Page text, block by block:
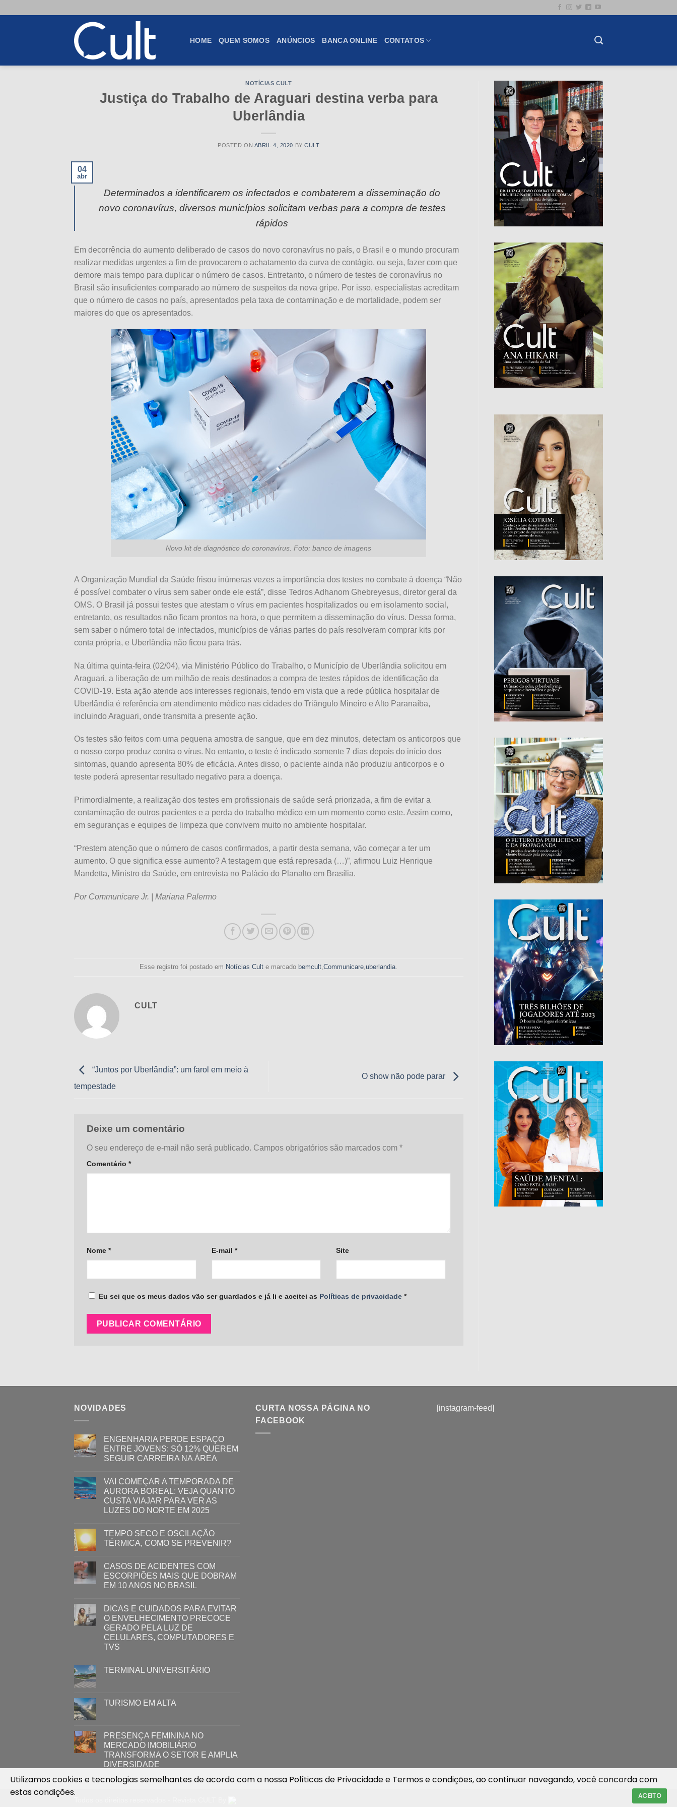
HOME QUEM SOMOS ANÚNCIOS BANCA ONLINE CONTATOS
NOTÍCIAS CULT
Justiça do Trabalho de Araguari destina verba para
Uberlândia
POSTED ON ABRIL 4, 2020 BYCULT
04
abr
Determinados a identificarem os infectados e combaterem a disseminação do
novo coronavírus, diversos municípios solicitam verbas para a compra de testes
rápidos
Em decorrência do aumento deliberado de casos do novo coronavírus no país, o Brasil e o mundo procuram
realizar medidas urgentes a fim de provocarem o achatamento da curva de contágio, ou seja, fazer com que
demore mais tempo para duplicar o número de casos. Entretanto, o número de testes de coronavírus no
Brasil são insuficientes comparado ao número de suspeitos da nova gripe. Por isso, especialistas acreditam
que o número de casos no país, apresentados pela taxa de contaminação e de mortalidade, podem ser
maiores do que os apresentados.
Novo kit de diagnóstico do coronavírus. Foto: banco de imagens
A Organização Mundial da Saúde frisou inúmeras vezes a importância dos testes no combate à doença “Não
é possível combater o vírus sem saber onde ele está”, disse Tedros Adhanom Ghebreyesus, diretor geral da
OMS. O Brasil já possui testes que atestam o vírus em pacientes hospitalizados ou em isolamento social,
entretanto, os resultados não ficam prontos na hora, o que permitem a disseminação do vírus. Dessa forma,
sem saber o número total de infectados, municípios de várias partes do país resolveram comprar kits por
conta própria, e Uberlândia não ficou para trás.
Na última quinta-feira (02/04), via Ministério Público do Trabalho, o Município de Uberlândia solicitou em
Araguari, a liberação de um milhão de reais destinados a compra de testes rápidos de identificação da
COVID-19. Esta ação atende aos interesses regionais, tendo em vista que a rede pública hospitalar de
Uberlândia é referência em atendimento médico nas cidades do Triângulo Mineiro e Alto Paranaíba,
incluindo Araguari, onde transmita a presente ação.
Os testes são feitos com uma pequena amostra de sangue, que em dez minutos, detectam os anticorpos que
o nosso corpo produz contra o vírus. No entanto, o teste é indicado somente 7 dias depois do início dos
sintomas, quando apresenta 80% de eficácia. Antes disso, o paciente ainda não produziu anticorpos e o
teste poderá apresentar resultado negativo para a doença.
Primordialmente, a realização dos testes em profissionais de saúde será priorizada, a fim de evitar a
contaminação de outros pacientes e a perda do trabalho médico em um momento como este. Assim como,
em seguranças e equipes de limpeza que convivem muito no ambiente hospitalar.
“Prestem atenção que o número de casos confirmados, a partir desta semana, vão começar a ter um
aumento. O que significa esse aumento? A testagem que está represada (…)”, afirmou Luiz Henrique
Mandetta, Ministro da Saúde, em entrevista no Palácio do Planalto em Brasília.
Por Communicare Jr. | Mariana Palermo
Esse registro foi postado em Notícias Cult e marcado bemcult,Communicare,uberlandia.
CULT
“Juntos por Uberlândia”: um farol em meio à
tempestade
O show não pode parar
Deixe um comentário
O seu endereço de e-mail não será publicado. Campos obrigatórios são marcados com *
Comentário *
Nome * E-mail * Site
Eu sei que os meus dados vão ser guardados e já li e aceitei as Políticas de privacidade *
NOVIDADES
ENGENHARIA PERDE ESPAÇO
ENTRE JOVENS: SÓ 12% QUEREM
SEGUIR CARREIRA NA ÁREA
VAI COMEÇAR A TEMPORADA DE
AURORA BOREAL: VEJA QUANTO
CUSTA VIAJAR PARA VER AS
LUZES DO NORTE EM 2025
TEMPO SECO E OSCILAÇÃO
TÉRMICA, COMO SE PREVENIR?
CASOS DE ACIDENTES COM
ESCORPIÕES MAIS QUE DOBRAM
EM 10 ANOS NO BRASIL
DICAS E CUIDADOS PARA EVITAR
O ENVELHECIMENTO PRECOCE
GERADO PELA LUZ ​DE
CELULARES, COMPUTADORES E
TVS​​ ​
TERMINAL UNIVERSITÁRIO
TURISMO EM ALTA
PRESENÇA FEMININA NO
MERCADO IMOBILIÁRIO
TRANSFORMA O SETOR E AMPLIA
DIVERSIDADE
CURTA NOSSA PÁGINA NO
FACEBOOK
[instagram-feed]
Utilizamos cookies e tecnologias semelhantes de acordo com a nossa Políticas de Privacidadee Termos e condições, ao continuar navegando, você concorda com
estas condições.
ACEITO